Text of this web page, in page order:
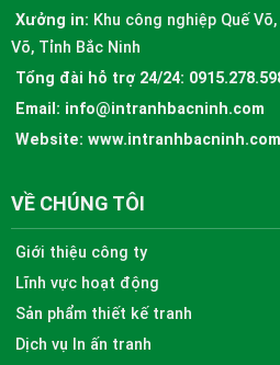
Xưởng in: Khu công nghiệp Quế
Võ, Tỉnh Bắc Ninh
Tổng đài hỗ trợ 24/24:
Email: info@intranhbacninh.com
Website: www.intranhbacninh.com
VỀ CHÚNG TÔI
Giới thiệu công ty
Lĩnh vực hoạt động
Sản phẩm thiết kế tranh
Dịch vụ In ấn tranh